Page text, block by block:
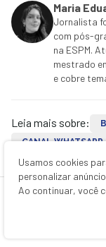
Maria
Jornalista
com pós-
na ESPM.
mestrado
e cobre
Leia mais sobre:
CANAL WHATSAPP
ESPORTES
TURISMO
Usamos cookies
personalizar
Ao continuar, você